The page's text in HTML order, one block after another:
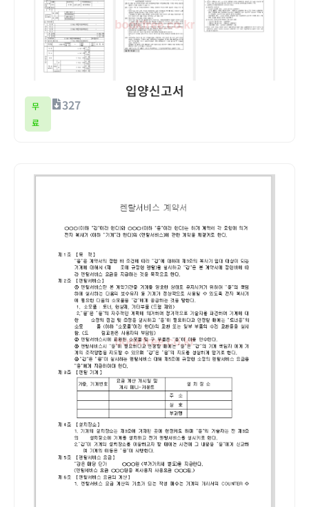
입양신고서
무
료
327